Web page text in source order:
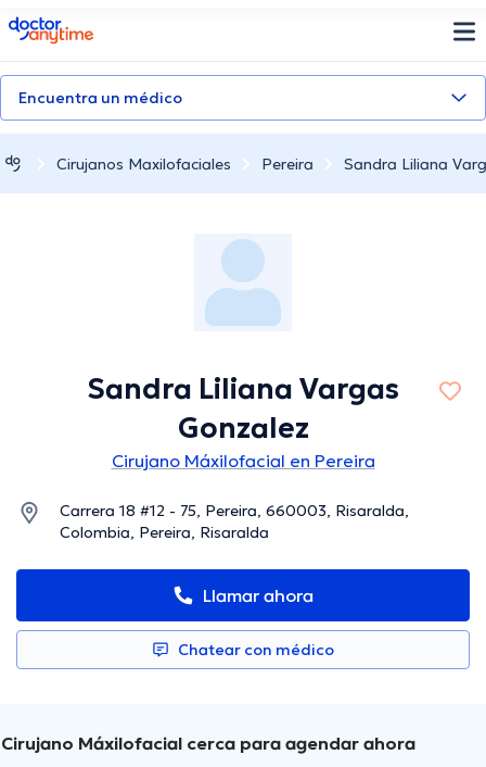
doctoranytime
Encuentra un médico
Cirujanos Maxilofaciales Pereira Sandra Liliana
Sandra Liliana Vargas
Gonzalez
Cirujano Máxilofacial en Pereira
Carrera 18 #12 - 75, Pereira, 660003, Risaralda,
Colombia, Pereira, Risaralda
Llamar ahora
Chatear con médico
Cirujano Máxilofacial cerca para agendar ahora